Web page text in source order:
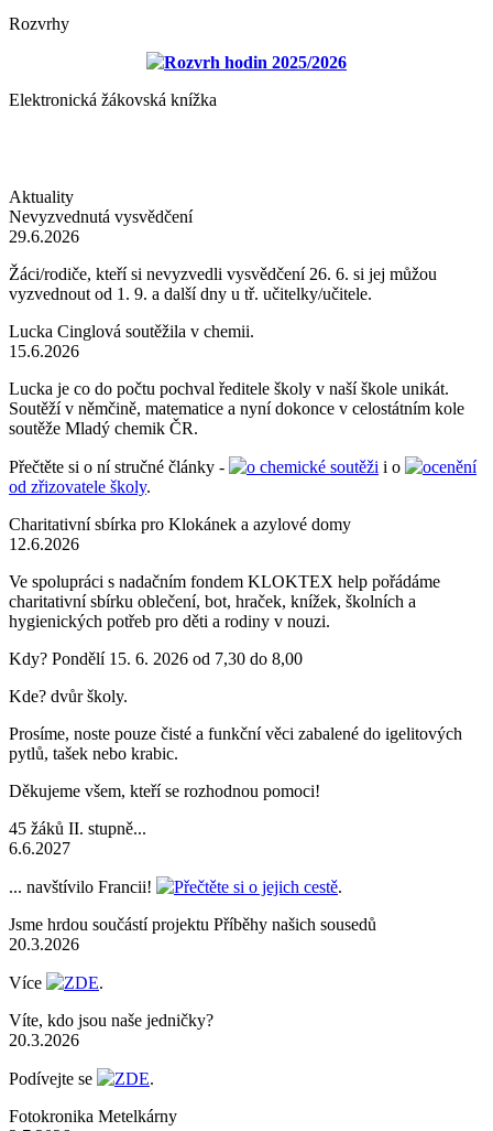
Rozvrhy
Rozvrh hodin 2025/2026
Elektronická žákovská knížka
Aktuality
Nevyzvednutá vysvědčení
29.6.2026
Žáci/rodiče, kteří si nevyzvedli vysvědčení 26. 6. si jej můžou
vyzvednout od 1. 9. a další dny u tř. učitelky/učitele.
Lucka Cinglová soutěžila v chemii.
15.6.2026
Lucka je co do počtu pochval ředitele školy v naší škole unikát.
Soutěží v němčině, matematice a nyní dokonce v celostátním kole
soutěže Mladý chemik ČR.
Přečtěte si o ní stručné články - o chemické soutěži i o
ocenění
od zřizovatele školy.
Charitativní sbírka pro Klokánek a azylové domy
12.6.2026
Ve spolupráci s nadačním fondem KLOKTEX help pořádáme
charitativní sbírku oblečení, bot, hraček, knížek, školních a
hygienických potřeb pro děti a rodiny v nouzi.
Kdy? Pondělí 15. 6. 2026 od 7,30 do 8,00
Kde? dvůr školy.
Prosíme, noste pouze čisté a funkční věci zabalené do igelitových
pytlů, tašek nebo krabic.
Děkujeme všem, kteří se rozhodnou pomoci!
45 žáků II. stupně...
6.6.2027
... navštívilo Francii! Přečtěte si o jejich cestě.
Jsme hrdou součástí projektu Příběhy našich sousedů
20.3.2026
Více ZDE.
Víte, kdo jsou naše jedničky?
20.3.2026
Podívejte se ZDE.
Fotokronika Metelkárny